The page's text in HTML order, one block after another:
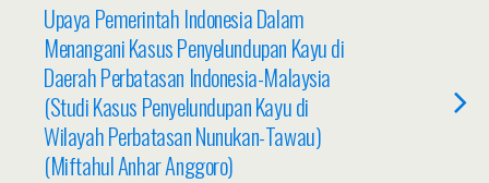
Upaya Pemerintah Indonesia Dalam
Menangani Kasus Penyelundupan Kayu di
Daerah Perbatasan Indonesia-Malaysia
(Studi Kasus Penyelundupan Kayu di
Wilayah Perbatasan Nunukan-Tawau)
(Miftahul Anhar Anggoro)